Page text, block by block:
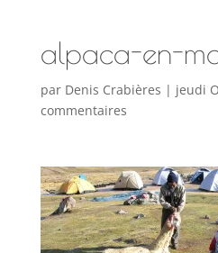
alpaca-en-
par Denis Crabières | jeudi
commentaires